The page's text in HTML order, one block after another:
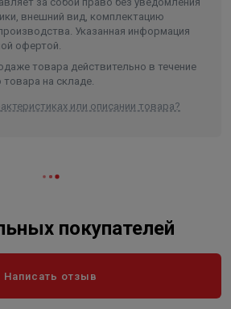
двигатель, PS -
делрин
107.000
11.500
12.500
внешний вид, комплектацию
Указанная информация
офертой.
товара действительно в течение
товара на складе.
или описании товара?
покупателей
Написать отзыв